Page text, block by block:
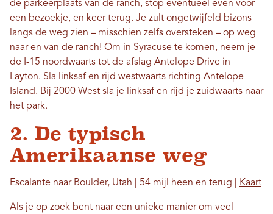
de parkeerplaats van de ranch, stop eventueel even voor
een bezoekje, en keer terug. Je zult ongetwijfeld bizons
langs de weg zien – misschien zelfs oversteken – op weg
naar en van de ranch! Om in Syracuse te komen, neem je
de I-15 noordwaarts tot de afslag Antelope Drive in
Layton. Sla linksaf en rijd westwaarts richting Antelope
Island. Bij 2000 West sla je linksaf en rijd je zuidwaarts naar
het park.
2. De typisch
Amerikaanse weg
Escalante naar Boulder, Utah | 54 mijl heen en terug | Kaart
Als je op zoek bent naar een unieke manier om veel